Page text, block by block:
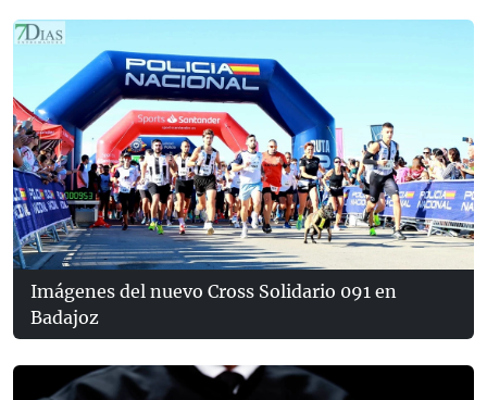
Imágenes del nuevo Cross Solidario 091 en
Badajoz